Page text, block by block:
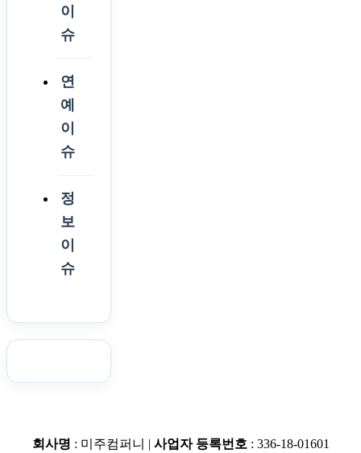
이
슈
연
예
이
슈
정
보
이
슈
회사명 : 미주컴퍼니 | 사업자 등록번호 : 336-18-01601